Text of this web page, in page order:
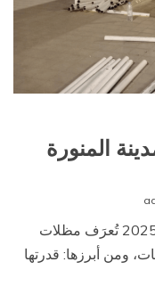
المنورة
اشكال مظلات سيارات بالمدينة المنورة 2025 تُعرَف مظلات
ومن أبرزها: قدرتها